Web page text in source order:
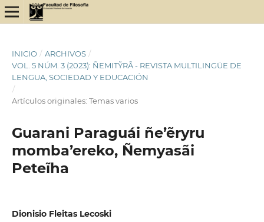
INICIO / ARCHIVOS /
VOL. 5 NÚM. 3 (2023): ÑEMITỸRÃ - REVISTA MULTILINGÜE DE
LENGUA, SOCIEDAD Y EDUCACIÓN
/
Artículos originales: Temas varios
Guarani Paraguái ñe’ẽryru
momba’ereko, Ñemyasãi
Peteĩha
Dionisio Fleitas Lecoski